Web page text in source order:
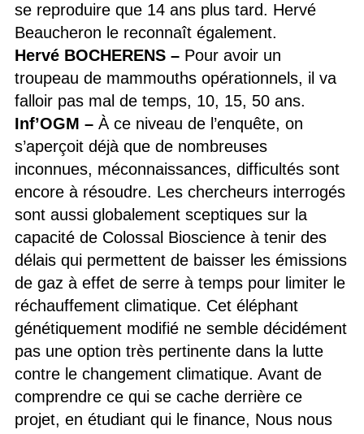
se reproduire que 14 ans plus tard. Hervé
Beaucheron le reconnaît également.
Hervé BOCHERENS –Pour avoir un
troupeau de mammouths opérationnels, il va
falloir pas mal de temps, 10, 15, 50 ans.
Inf’OGM –À ce niveau de l’enquête, on
s’aperçoit déjà que de nombreuses
inconnues, méconnaissances, difficultés sont
encore à résoudre. Les chercheurs interrogés
sont aussi globalement sceptiques sur la
capacité de Colossal Bioscience à tenir des
délais qui permettent de baisser les émissions
de gaz à effet de serre à temps pour limiter le
réchauffement climatique. Cet éléphant
génétiquement modifié ne semble décidément
pas une option très pertinente dans la lutte
contre le changement climatique. Avant de
comprendre ce qui se cache derrière ce
projet, en étudiant qui le finance, Nous nous